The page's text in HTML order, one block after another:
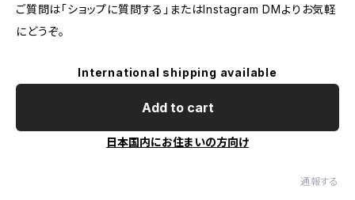
ご質問は「ショップに質問する」またはInstagram DMよりお気軽
にどうぞ。
International shipping available
Add to cart
日本国内にお住まいの方向け
通報する